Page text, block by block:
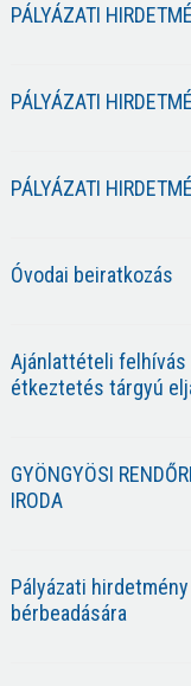
PÁLYÁZATI
PÁLYÁZATI
PÁLYÁZATI
Óvodai beiratkozás
Ajánlattételi
étkeztetés tárgyú
GYÖNGYÖSI
IRODA
Pályázati
bérbeadására